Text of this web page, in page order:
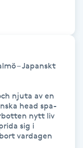
– Japanskt
njuta av en
head spa-
nytt liv
sig i
vardagen